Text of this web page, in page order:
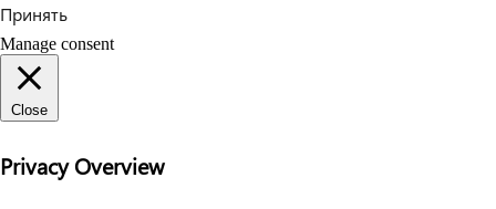
Принять
Manage consent
Close
Privacy Overview